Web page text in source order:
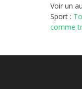
Voir un
Sport :
comme